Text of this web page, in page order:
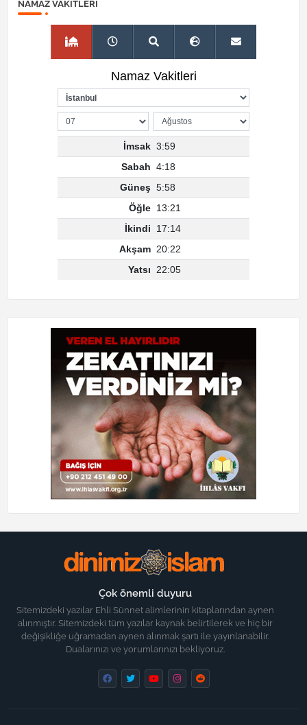
NAMAZ VAKITLERI
Çok önemli duyuru
Sitemizdeki yazılar Ehli Sünnet alimlerinin kitaplarından aynen
alınmıştır. Sitemizdeki tüm yazılar kaynak belirtilerek ve hiç bir
değişikliğe uğramadan aynen alınmak şartı ile yayınlanabilir.
Dualarınızı ve yorumlarınızı bekliyoruz.